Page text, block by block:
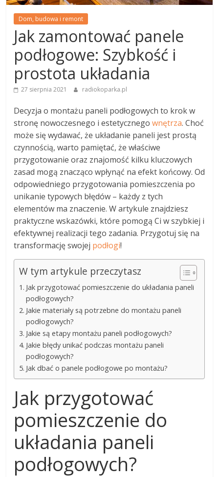
Dom, budowa i remont
Jak zamontować panele
podłogowe: Szybkość i
prostota układania
27 sierpnia 2021 radiokoparka.pl
Decyzja o montażu paneli podłogowych to krok w
stronę nowoczesnego i estetycznegownętrza. Choć
może się wydawać, że układanie paneli jest prostą
czynnością, warto pamiętać, że właściwe
przygotowanie oraz znajomość kilku kluczowych
zasad mogą znacząco wpłynąć na efekt końcowy. Od
odpowiedniego przygotowania pomieszczenia po
unikanie typowych błędów – każdy z tych
elementów ma znaczenie. W artykule znajdziesz
praktyczne wskazówki, które pomogą Ci w szybkiej i
efektywnej realizacji tego zadania. Przygotuj się na
transformację swojej podłogi!
W tym artykule przeczytasz
Jak przygotować pomieszczenie do układania paneli
podłogowych?
Jakie materiały są potrzebne do montażu paneli
podłogowych?
Jakie są etapy montażu paneli podłogowych?
Jakie błędy unikać podczas montażu paneli
podłogowych?
Jak dbać o panele podłogowe po montażu?
Jak przygotować
pomieszczenie do
układania paneli
podłogowych?